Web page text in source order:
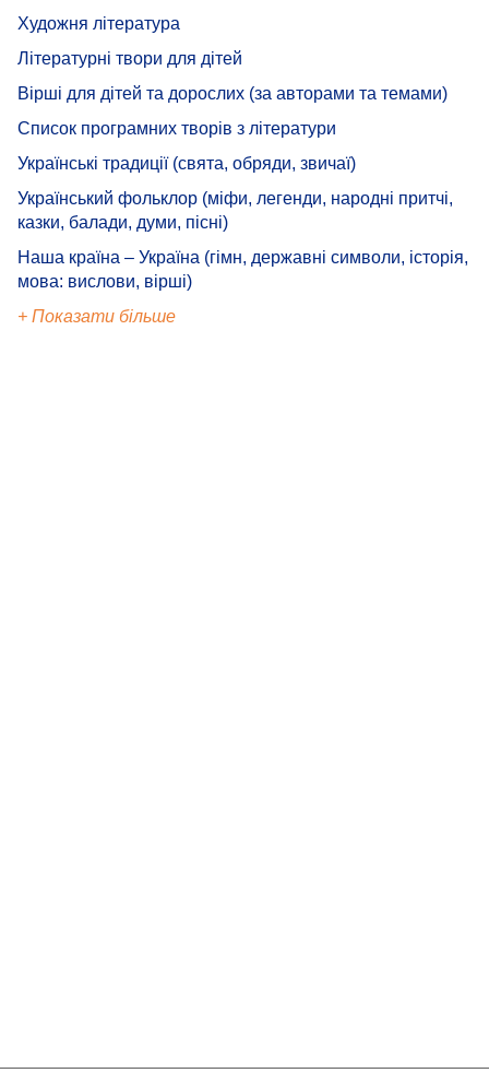
Художня література
Літературні твори для дітей
Вірші для дітей та дорослих (за авторами та темами)
Список програмних творів з літератури
Українські традиції (свята, обряди, звичаї)
Український фольклор (міфи, легенди, народні притчі,
казки, балади, думи, пісні)
Наша країна – Україна (гімн, державні символи, історія,
мова: вислови, вірші)
+ Показати більше